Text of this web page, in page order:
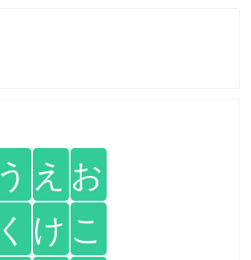
う え お
く け こ